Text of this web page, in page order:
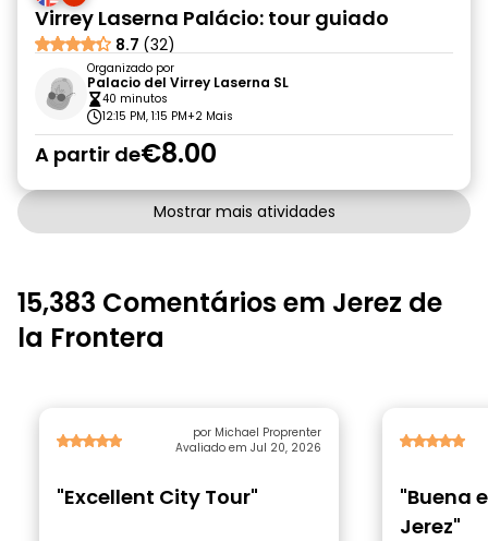
Virrey Laserna Palácio: tour guiado
8.7 (32)
Organizado por
Palacio del Virrey Laserna SL
40 minutos
12:15 PM, 1:15 PM+2 Mais
A partir de€8.00
Mostrar mais atividades
15,383 Comentários em Jerez de
la Frontera
por Michael Proprenter
Avaliado em Jul 20, 2026
"Excellent City Tour"
"Buena
Jerez"